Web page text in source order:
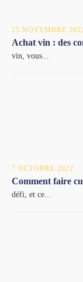
25 NOVEMBRE
Achat vin : des
vin, vous...
7 OCTOBRE 2022
Comment faire
défi, et ce...